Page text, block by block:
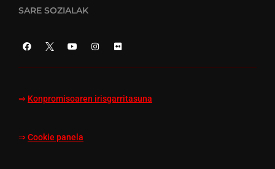
SARE SOZIALAK
⇒ Konpromisoaren irisgarritasuna
⇒ Cookie panela